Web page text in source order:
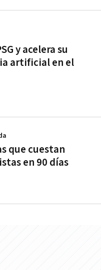
y acelera su
artificial en el
que cuestan
en 90 días